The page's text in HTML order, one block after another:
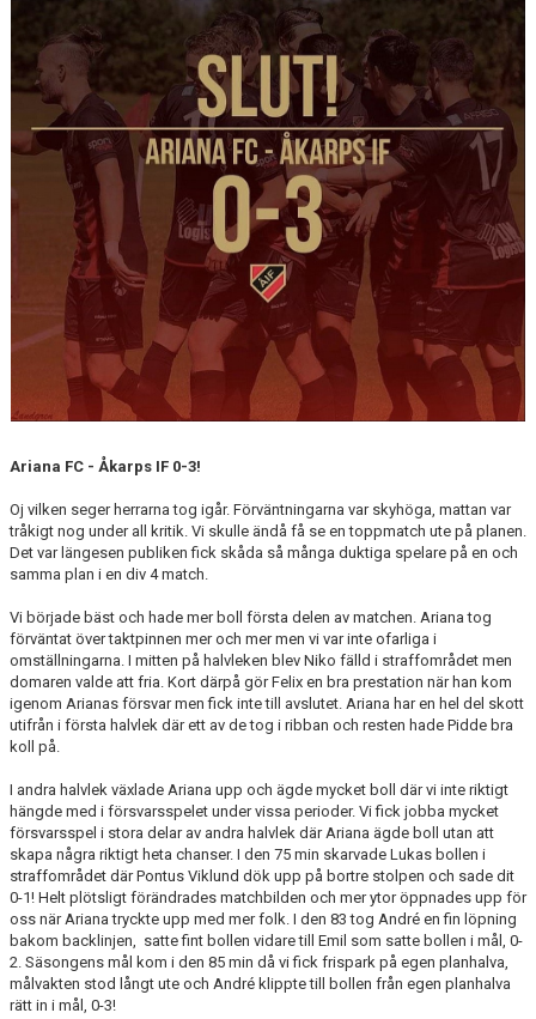
Ariana FC - Åkarps IF 0-3!
Oj vilken seger herrarna tog igår. Förväntningarna var skyhöga, mattan var
tråkigt nog under all kritik. Vi skulle ändå få se en toppmatch ute på planen.
Det var längesen publiken fick skåda så många duktiga spelare på en och
samma plan i en div 4 match.
Vi började bäst och hade mer boll första delen av matchen. Ariana tog
förväntat över taktpinnen mer och mer men vi var inte ofarliga i
omställningarna. I mitten på halvleken blev Niko fälld i straffområdet men
domaren valde att fria. Kort därpå gör Felix en bra prestation när han kom
igenom Arianas försvar men fick inte till avslutet. Ariana har en hel del skott
utifrån i första halvlek där ett av de tog i ribban och resten hade Pidde bra
koll på.
I andra halvlek växlade Ariana upp och ägde mycket boll där vi inte riktigt
hängde med i försvarsspelet under vissa perioder. Vi fick jobba mycket
försvarsspel i stora delar av andra halvlek där Ariana ägde boll utan att
skapa några riktigt heta chanser. I den 75 min skarvade Lukas bollen i
straffområdet där Pontus Viklund dök upp på bortre stolpen och sade dit
0-1! Helt plötsligt förändrades matchbilden och mer ytor öppnades upp för
oss när Ariana tryckte upp med mer folk. I den 83 tog André en fin löpning
bakom backlinjen, satte fint bollen vidare till Emil som satte bollen i mål, 0-
2. Säsongens mål kom i den 85 min då vi fick frispark på egen planhalva,
målvakten stod långt ute och André klippte till bollen från egen planhalva
rätt in i mål, 0-3!